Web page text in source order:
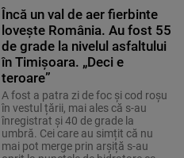
Încă un val de aer fierbinte
lovește România. Au fost 55
de grade la nivelul asfaltului
în Timișoara. „Deci e
teroare”
A fost a patra zi de foc și cod roșu
în vestul țării, mai ales că s-au
înregistrat și 40 de grade la
umbră. Cei care au simțit că nu
mai pot merge prin arșiță s-au